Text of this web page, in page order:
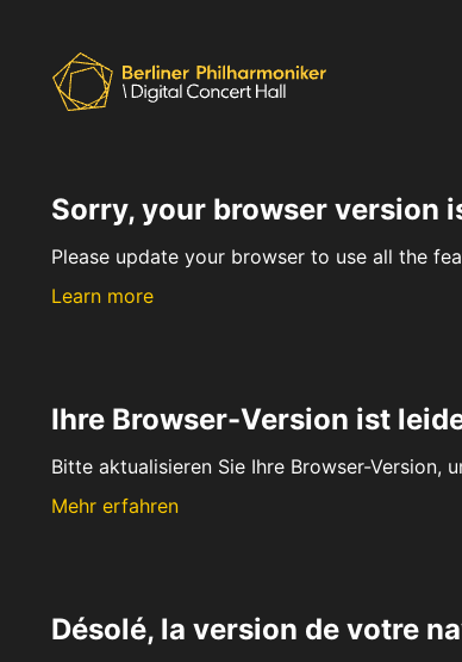
Sorry, your browser version
Please update your browser to use all the
Learn more
Ihre Browser-Version ist
Bitte aktualisieren Sie Ihre Browser-Version,
Mehr erfahren
Désolé, la version de votre